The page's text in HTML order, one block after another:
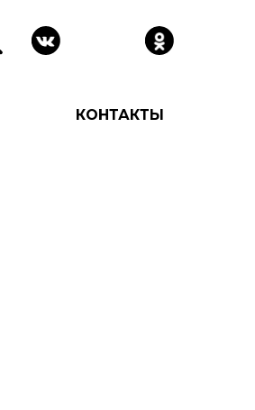
КОНТАКТЫ